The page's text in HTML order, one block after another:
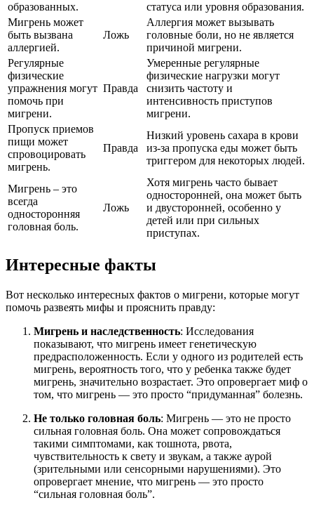
образованных.
статуса или уровня образования.
Мигрень может
быть вызвана
аллергией.
Ложь
Аллергия может вызывать
головные боли, но не является
причиной мигрени.
Регулярные
физические
упражнения могут
помочь при
мигрени.
Правда
Умеренные регулярные
физические нагрузки могут
снизить частоту и
интенсивность приступов
мигрени.
Пропуск приемов
пищи может
спровоцировать
мигрень.
Правда
Низкий уровень сахара в крови
из-за пропуска еды может быть
триггером для некоторых людей.
Мигрень – это
всегда
односторонняя
головная боль.
Ложь
Хотя мигрень часто бывает
односторонней, она может быть
и двусторонней, особенно у
детей или при сильных
приступах.
Интересные факты
Вот несколько интересных фактов о мигрени, которые могут
помочь развеять мифы и прояснить правду:
Мигрень и наследственность: Исследования
показывают, что мигрень имеет генетическую
предрасположенность. Если у одного из родителей есть
мигрень, вероятность того, что у ребенка также будет
мигрень, значительно возрастает. Это опровергает миф о
том, что мигрень — это просто “придуманная” болезнь.
Не только головная боль: Мигрень — это не просто
сильная головная боль. Она может сопровождаться
такими симптомами, как тошнота, рвота,
чувствительность к свету и звукам, а также аурой
(зрительными или сенсорными нарушениями). Это
опровергает мнение, что мигрень — это просто
“сильная головная боль”.